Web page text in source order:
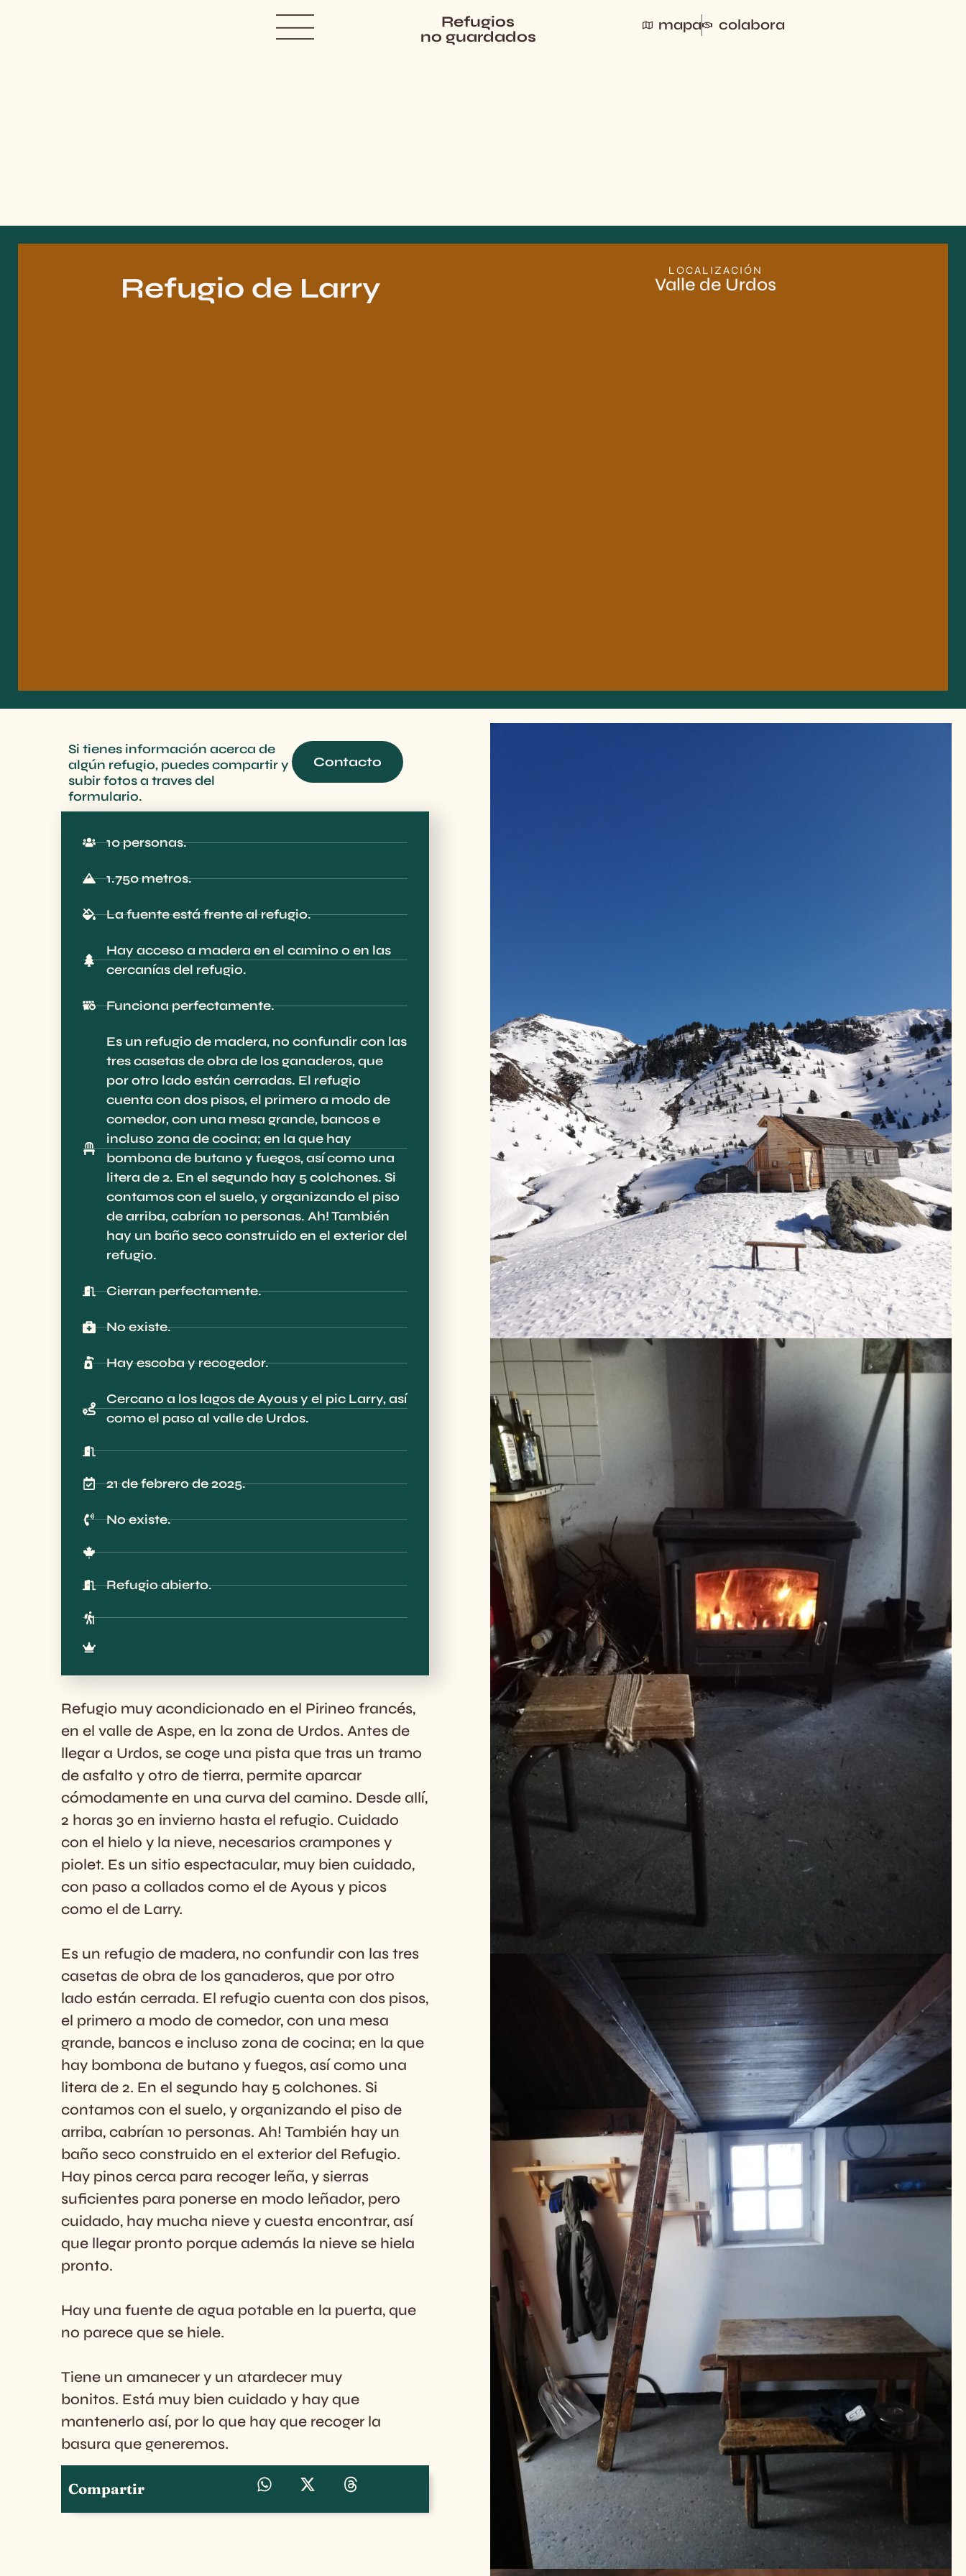
Refugios
no guardados
mapa colabora
Refugio de Larry
LOCALIZACIÓN
Valle de Urdos
Si tienes información acerca de
algún refugio, puedes compartir y
subir fotos a traves del
formulario.
Contacto
10 personas.
1.750 metros.
La fuente está frente al refugio.
Hay acceso a madera en el camino o en las
cercanías del refugio.
Funciona perfectamente.
Es un refugio de madera, no confundir con las
tres casetas de obra de los ganaderos, que
por otro lado están cerradas. El refugio
cuenta con dos pisos, el primero a modo de
comedor, con una mesa grande, bancos e
incluso zona de cocina; en la que hay
bombona de butano y fuegos, así como una
litera de 2. En el segundo hay 5 colchones. Si
contamos con el suelo, y organizando el piso
de arriba, cabrían 10 personas. Ah! También
hay un baño seco construido en el exterior del
refugio.
Cierran perfectamente.
No existe.
Hay escoba y recogedor.
Cercano a los lagos de Ayous y el pic Larry, así
como el paso al valle de Urdos.
21 de febrero de 2025.
No existe.
Refugio abierto.
Refugio muy acondicionado en el Pirineo francés,
en el valle de Aspe, en la zona de Urdos. Antes de
llegar a Urdos, se coge una pista que tras un tramo
de asfalto y otro de tierra, permite aparcar
cómodamente en una curva del camino. Desde allí,
2 horas 30 en invierno hasta el refugio. Cuidado
con el hielo y la nieve, necesarios crampones y
piolet. Es un sitio espectacular, muy bien cuidado,
con paso a collados como el de Ayous y picos
como el de Larry.
Es un refugio de madera, no confundir con las tres
casetas de obra de los ganaderos, que por otro
lado están cerrada. El refugio cuenta con dos pisos,
el primero a modo de comedor, con una mesa
grande, bancos e incluso zona de cocina; en la que
hay bombona de butano y fuegos, así como una
litera de 2. En el segundo hay 5 colchones. Si
contamos con el suelo, y organizando el piso de
arriba, cabrían 10 personas. Ah! También hay un
baño seco construido en el exterior del Refugio.
Hay pinos cerca para recoger leña, y sierras
suficientes para ponerse en modo leñador, pero
cuidado, hay mucha nieve y cuesta encontrar, así
que llegar pronto porque además la nieve se hiela
pronto.
Hay una fuente de agua potable en la puerta, que
no parece que se hiele.
Tiene un amanecer y un atardecer muy
bonitos. Está muy bien cuidado y hay que
mantenerlo así, por lo que hay que recoger la
basura que generemos.
Compartir